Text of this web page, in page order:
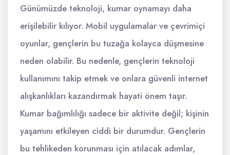
Günümüzde teknoloji, kumar oynamayı daha
erişilebilir kılıyor. Mobil uygulamalar ve çevrimiçi
oyunlar, gençlerin bu tuzağa kolayca düşmesine
neden olabilir. Bu nedenle, gençlerin teknoloji
kullanımını takip etmek ve onlara güvenli internet
alışkanlıkları kazandırmak hayati önem taşır.
Kumar bağımlılığı sadece bir aktivite değil; kişinin
yaşamını etkileyen ciddi bir durumdur. Gençlerin
bu tehlikeden korunması için atılacak adımlar,